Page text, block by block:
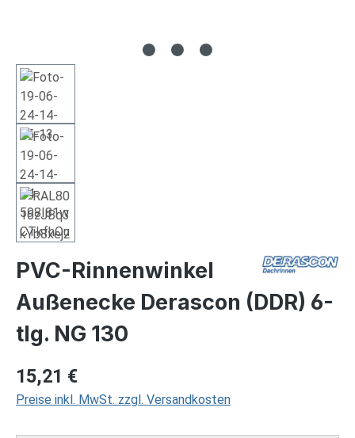
PVC-Rinnenwinkel
Außenecke Derascon (DDR) 6-
tlg. NG 130
Regulärer Preis:
15,21 €
Preise inkl. MwSt. zzgl. Versandkosten